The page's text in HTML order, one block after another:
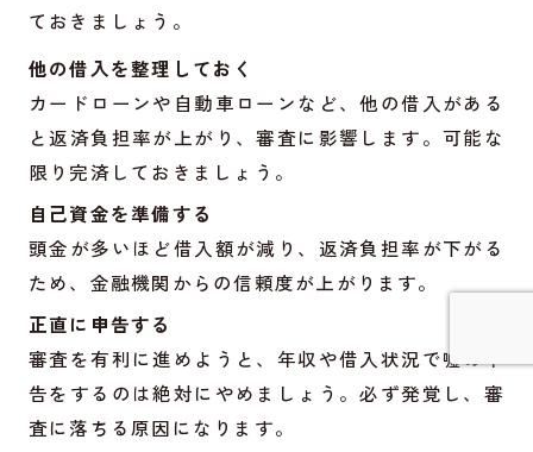
ておきましょう。
他の借入を整理しておく
カードローンや自動車ローンなど、他の借入がある
と返済負担率が上がり、審査に影響します。可能な
限り完済しておきましょう。
自己資金を準備する
頭金が多いほど借入額が減り、返済負担率が下がる
ため、金融機関からの信頼度が上がります。
正直に申告する
審査を有利に進めようと、年収や借入状況で嘘の申
告をするのは絶対にやめましょう。必ず発覚し、審
査に落ちる原因になります。
詳しく見てみる